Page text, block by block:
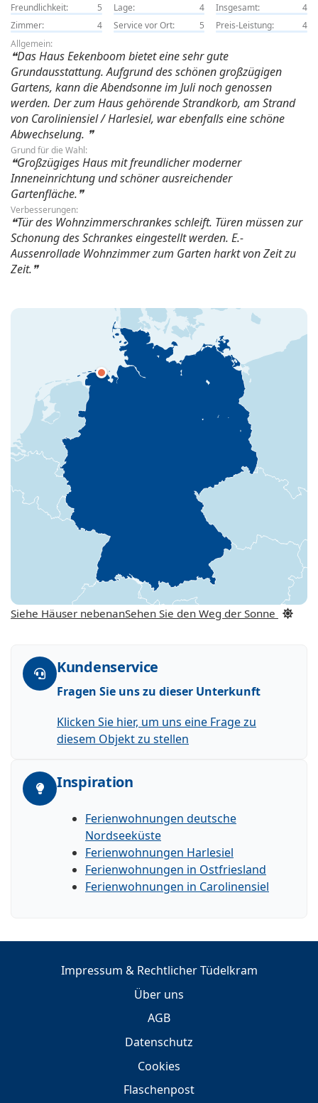
Freundlichkeit:
5 Lage: 4 Insgesamt:
4
Zimmer:
4 Service vor Ort: 5 Preis-Leistung:
4
Allgemein:
Das Haus Eekenboom bietet eine sehr gute
Grundausstattung. Aufgrund des schönen großzügigen
Gartens, kann die Abendsonne im Juli noch genossen
werden. Der zum Haus gehörende Strandkorb, am Strand
von Caroliniensiel / Harlesiel, war ebenfalls eine schöne
Abwechselung.
Grund für die Wahl:
Großzügiges Haus mit freundlicher moderner
Inneneinrichtung und schöner ausreichender
Gartenfläche.
Verbesserungen:
Tür des Wohnzimmerschrankes schleift. Türen müssen zur
Schonung des Schrankes eingestellt werden. E.-
Aussenrollade Wohnzimmer zum Garten harkt von Zeit zu
Zeit.
Siehe Häuser nebenanSehen Sie den Weg der Sonne
Kundenservice
Fragen Sie uns zu dieser Unterkunft
Klicken Sie hier, um uns eine Frage zu
diesem Objekt zu stellen
Inspiration
Ferienwohnungen deutsche
Nordseeküste
Ferienwohnungen Harlesiel
Ferienwohnungen in Ostfriesland
Ferienwohnungen in Carolinensiel
Impressum & Rechtlicher Tüdelkram
Über uns
AGB
Datenschutz
Cookies
Flaschenpost